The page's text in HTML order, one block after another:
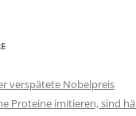
verspätete Nobelpreis
Proteine imitieren, sind